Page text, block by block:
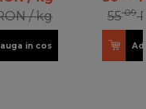
/ kg
in cos
5509